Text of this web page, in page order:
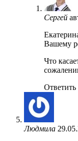
Сергей
Вашему
Что
Ответить
Людмила